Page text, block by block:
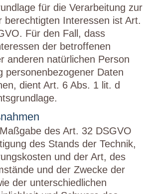
für die Verarbeitung zur
berechtigten Interessen ist Art.
Für den Fall, dass
der betroffenen
anderen natürlichen Person
personenbezogener Daten
dient Art. 6 Abs. 1 lit. d
des Art. 32 DSGVO
des Stands der Technik,
und der Art, des
und der Zwecke der
der unterschiedlichen